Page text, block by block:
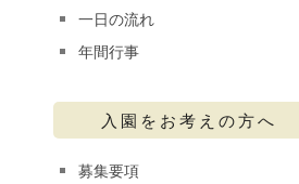
一日の流れ
年間行事
入園をお考えの方へ
募集要項